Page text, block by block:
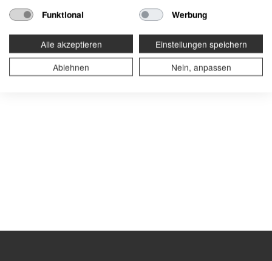
Funktional
Werbung
Alle akzeptieren
Einstellungen speichern
Ablehnen
Nein, anpassen